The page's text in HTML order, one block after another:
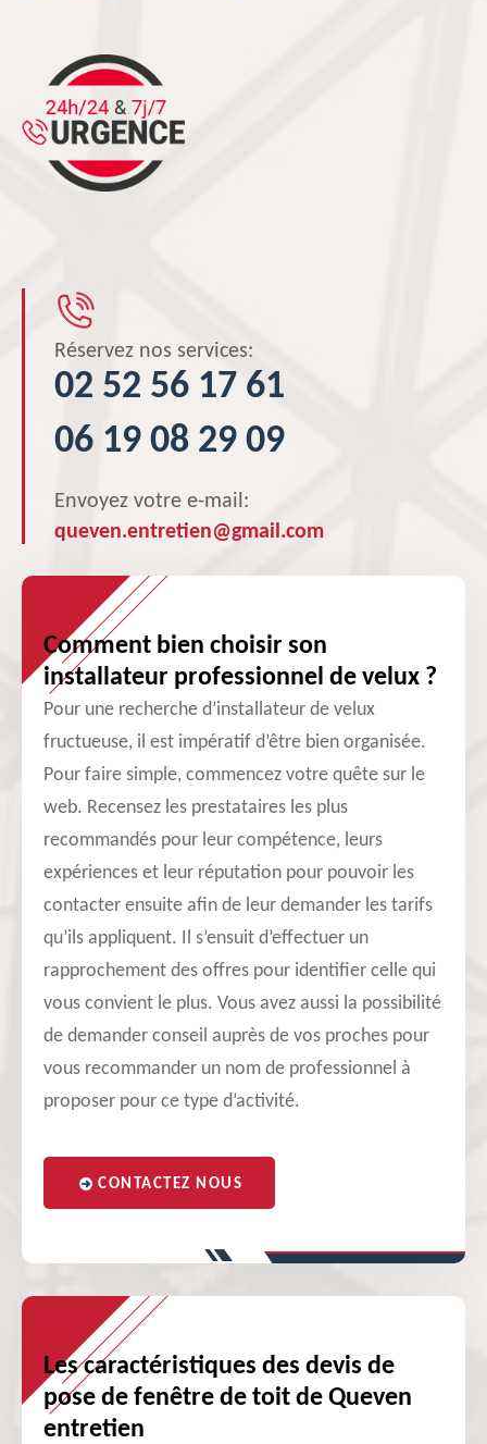
Réservez nos services:
02 52 56 17 61
06 19 08 29 09
Envoyez votre e-mail:
queven.entretien@gmail.com
Comment bien choisir son
installateur professionnel de velux ?
Pour une recherche d’installateur de velux
fructueuse, il est impératif d’être bien organisée.
Pour faire simple, commencez votre quête sur le
web. Recensez les prestataires les plus
recommandés pour leur compétence, leurs
expériences et leur réputation pour pouvoir les
contacter ensuite afin de leur demander les tarifs
qu’ils appliquent. Il s’ensuit d’effectuer un
rapprochement des offres pour identifier celle qui
vous convient le plus. Vous avez aussi la possibilité
de demander conseil auprès de vos proches pour
vous recommander un nom de professionnel à
proposer pour ce type d’activité.
CONTACTEZ NOUS
Les caractéristiques des devis de
pose de fenêtre de toit de Queven
entretien